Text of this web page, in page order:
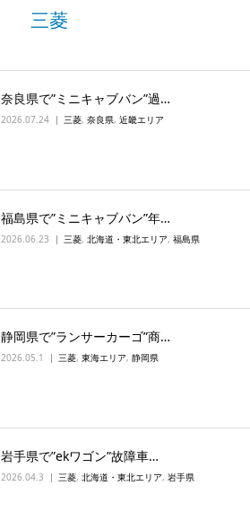
三菱
奈良県で”ミニキャブバン”過…
2026.07.24 三菱, 奈良県, 近畿エリア
福島県で”ミニキャブバン”年…
2026.06.23 三菱, 北海道・東北エリア, 福島県
静岡県で”ランサーカーゴ”商…
2026.05.1 三菱, 東海エリア, 静岡県
岩手県で”ekワゴン”故障車…
2026.04.3 三菱, 北海道・東北エリア, 岩手県